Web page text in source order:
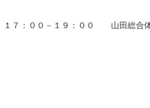
：００－１９：００ 山田総合体